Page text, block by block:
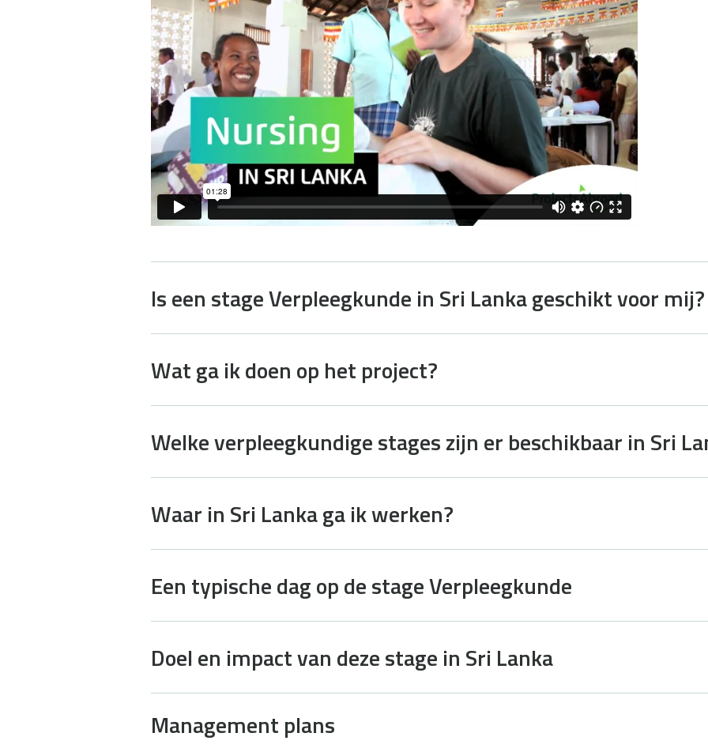
Is een stage Verpleegkunde in Sri Lanka geschikt voor mij?
Wat ga ik doen op het project?
Welke verpleegkundige stages zijn er beschikbaar in Sri
Waar in Sri Lanka ga ik werken?
Een typische dag op de stage Verpleegkunde
Doel en impact van deze stage in Sri Lanka
Management plans